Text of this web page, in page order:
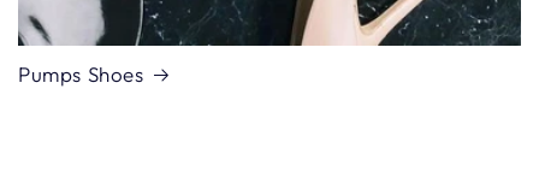
Pumps Shoes